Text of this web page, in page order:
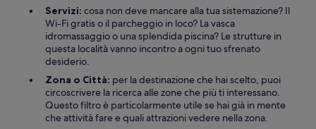
Servizi: cosa non deve mancare alla tua sistemazione? Il
Wi-Fi gratis o il parcheggio in loco? La vasca
idromassaggio o una splendida piscina? Le strutture in
questa località vanno incontro a ogni tuo sfrenato
desiderio.
Zona o Città: per la destinazione che hai scelto, puoi
circoscrivere la ricerca alle zone che più ti interessano.
Questo filtro è particolarmente utile se hai già in mente
che attività fare e quali attrazioni vedere nella zona.